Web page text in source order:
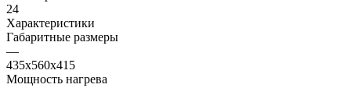
Характеристики
Габаритные размеры
—
435x560x415
Мощность нагрева